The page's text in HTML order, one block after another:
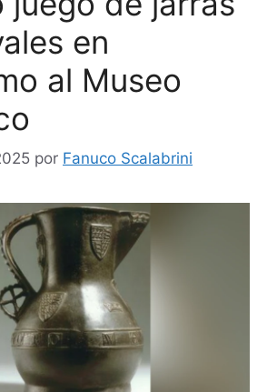
en
al Museo
por Fanuco Scalabrini